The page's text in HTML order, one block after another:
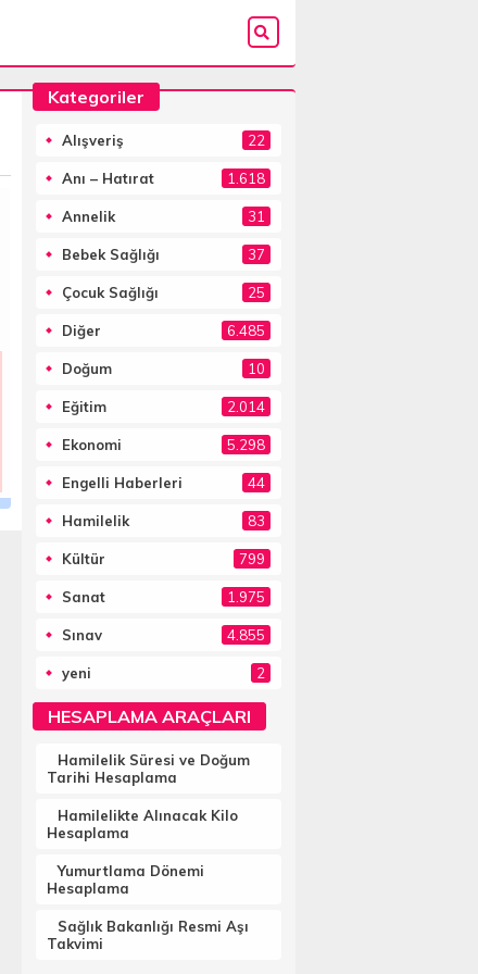
Kategoriler
Alışveriş 22
Anı – Hatırat 1.618
Annelik 31
Bebek Sağlığı 37
Çocuk Sağlığı 25
Diğer 6.485
Doğum 10
Eğitim 2.014
Ekonomi 5.298
Engelli Haberleri 44
Hamilelik 83
Kültür 799
Sanat 1.975
Sınav 4.855
yeni 2
HESAPLAMA ARAÇLARI
Hamilelik Süresi ve Doğum
Tarihi Hesaplama
Hamilelikte Alınacak Kilo
Hesaplama
Yumurtlama Dönemi
Hesaplama
Sağlık Bakanlığı Resmi Aşı
Takvimi